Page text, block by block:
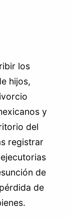
los
hijos,
y
del
registrar
de
de